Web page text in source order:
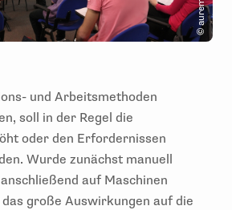
und Arbeitsmethoden
soll in der Regel die
oder den Erfordernissen
Wurde zunächst manuell
auf Maschinen
große Auswirkungen auf die